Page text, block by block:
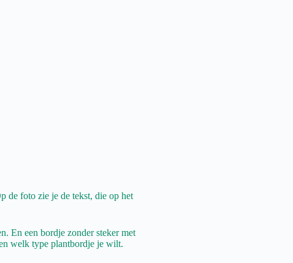
de foto zie je de tekst, die op het
En een bordje zonder steker met
welk type plantbordje je wilt.